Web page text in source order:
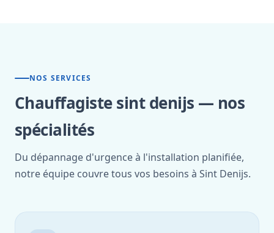
NOS SERVICES
Chauffagiste sint denijs — nos
spécialités
Du dépannage d'urgence à l'installation planifiée,
notre équipe couvre tous vos besoins à Sint Denijs.